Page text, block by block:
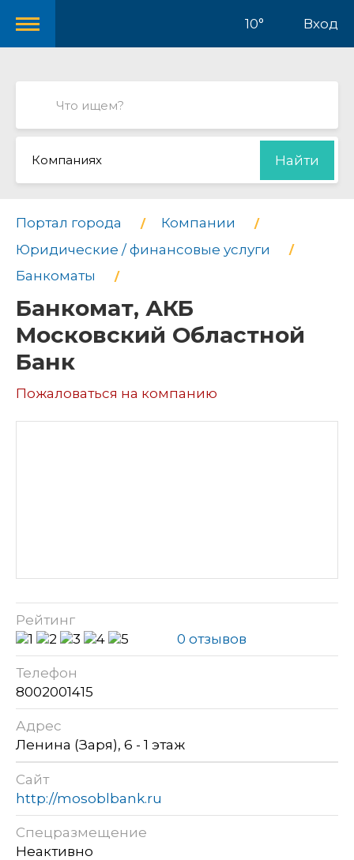
10° Вход
Компаниях Найти
Портал города
Компании
Юридические / финансовые услуги
Банкоматы
Банкомат, АКБ
Московский Областной
Банк
Пожаловаться на компанию
Рейтинг
0 отзывов
Телефон
8002001415
Адрес
Ленина (Заря), 6 - 1 этаж
Сайт
http://mosoblbank.ru
Спецразмещение
Неактивно